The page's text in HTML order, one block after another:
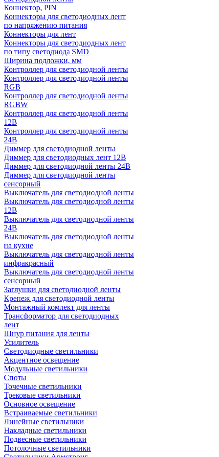
Коннектор, PIN
Коннекторы для светодиодных лент
по напряжению питания
Коннекторы для лент
Коннекторы для светодиодных лент
по типу светодиода SMD
Ширина подложки, мм
Контроллер для светодиодной ленты
Контроллер для светодиодной ленты
RGB
Контроллер для светодиодной ленты
RGBW
Контроллер для светодиодной ленты
12В
Контроллер для светодиодной ленты
24В
Диммер для светодиодной ленты
Диммер для светодиодных лент 12В
Диммер для светодиодной ленты 24В
Диммер для светодиодной ленты
сенсорный
Выключатель для светодиодной ленты
Выключатель для светодиодной ленты
12В
Выключатель для светодиодной ленты
24В
Выключатель для светодиодной ленты
на кухне
Выключатель для светодиодной ленты
инфракрасный
Выключатель для светодиодной ленты
сенсорный
Заглушки для светодиодной ленты
Крепеж для светодиодной ленты
Монтажный комлект для ленты
Трансформатор для светодиодных
лент
Шнур питания для ленты
Усилитель
Светодиодные светильники
Акцентное освещение
Модульные светильники
Споты
Точечные светильники
Трековые светильники
Основное освещение
Встраиваемые светильники
Линейные светильники
Накладные светильники
Подвесные светильники
Потолочные светильники